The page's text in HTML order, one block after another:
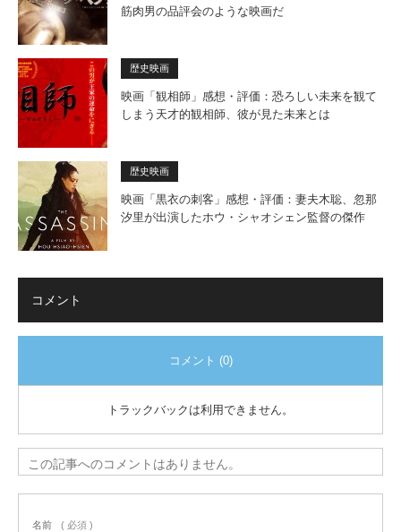
筋肉男の品評会のような映画だ
歴史映画
映画「観相師」感想・評価：恐ろしい未来を観て
しまう天才的観相師、彼が見た未来とは
歴史映画
映画「黒衣の刺客」感想・評価：妻夫木聡、忽那
汐里が出演したホウ・シャオシェン監督の傑作
コメント
コメント (0)
トラックバックは利用できません。
この記事へのコメントはありません。
名前 ( 必須 )